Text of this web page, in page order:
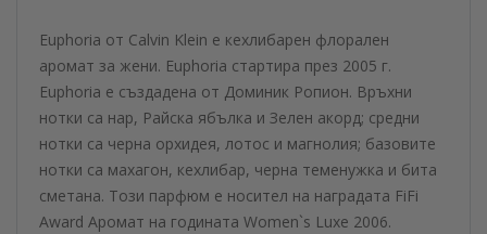
Euphoria от Calvin Klein е кехлибарен флорален
аромат за жени. Euphoria стартира през 2005 г.
Euphoria е създадена от Доминик Ропион. Връхни
нотки са нар, Райска ябълка и Зелен акорд; средни
нотки са черна орхидея, лотос и магнолия; базовите
нотки са махагон, кехлибар, черна теменужка и бита
сметана. Този парфюм е носител на наградата FiFi
Award Аромат на годината Women`s Luxe 2006.